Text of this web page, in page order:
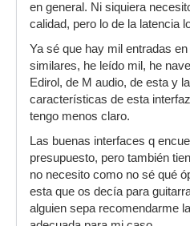
en general. Ni siquiera
calidad, pero lo de la latencia
Ya sé que hay mil entradas
similares, he leído mil, he
Edirol, de M audio, de esta y
características de esta
tengo menos claro.
Las buenas interfaces q
presupuesto, pero también
no necesito como no sé qué
esta que os decía para
alguien sepa recomendarme